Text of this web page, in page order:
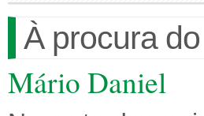
À procura
Mário Daniel